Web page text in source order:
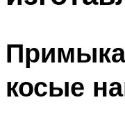
косые